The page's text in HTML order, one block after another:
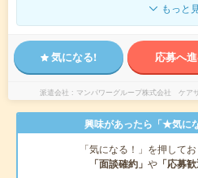
もっと
気になる! 応募へ
派遣会社 マンパワーグループ株式会社 ケア
興味があったら「★気に
「気になる！」を押して
「面談確約」 や 「応募歓